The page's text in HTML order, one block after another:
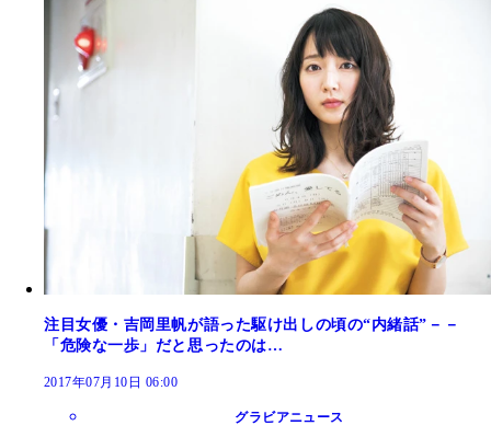
注目女優・吉岡里帆が語った駆け出しの頃の“内緒話”－－
「危険な一歩」だと思ったのは…
2017年07月10日 06:00
グラビアニュース